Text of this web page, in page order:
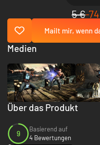
5 €-
Mailt mir, wenn
Über das Produkt
9
Basierend auf
4 Bewertungen
Medien